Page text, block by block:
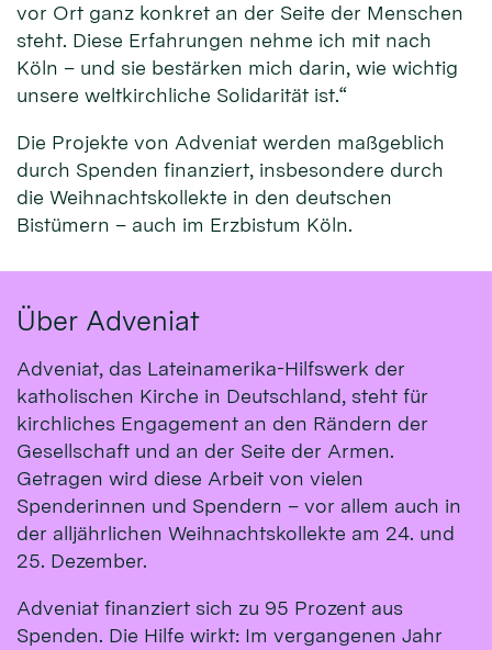
vor Ort ganz konkret an der Seite der Menschen
steht. Diese Erfahrungen nehme ich mit nach
Köln – und sie bestärken mich darin, wie wichtig
unsere weltkirchliche Solidarität ist.“
Die Projekte von Adveniat werden maßgeblich
durch Spenden finanziert, insbesondere durch
die Weihnachtskollekte in den deutschen
Bistümern – auch im Erzbistum Köln.
Über Adveniat
Adveniat, das Lateinamerika-Hilfswerk der
katholischen Kirche in Deutschland, steht für
kirchliches Engagement an den Rändern der
Gesellschaft und an der Seite der Armen.
Getragen wird diese Arbeit von vielen
Spenderinnen und Spendern – vor allem auch in
der alljährlichen Weihnachtskollekte am 24. und
25. Dezember.
Adveniat finanziert sich zu 95 Prozent aus
Spenden. Die Hilfe wirkt: Im vergangenen Jahr